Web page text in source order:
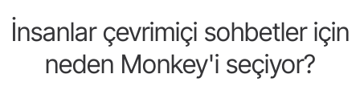
İnsanlar çevrimiçi sohbetler için
neden Monkey'i seçiyor?